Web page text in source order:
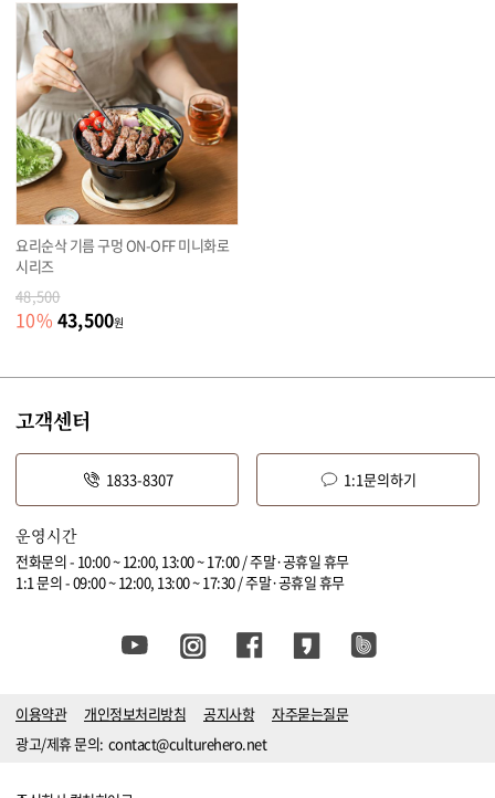
요리순삭 기름 구멍 ON-OFF 미니화로
시리즈
48,500
10% 43,500원
고객센터
1833-8307 1:1문의하기
운영시간
전화문의 - 10:00 ~ 12:00, 13:00 ~ 17:00 / 주말·공휴일 휴무
1:1 문의 - 09:00 ~ 12:00, 13:00 ~ 17:30 / 주말·공휴일 휴무
이용약관 개인정보처리방침 공지사항
자주묻는질문
광고/제휴 문의: contact@culturehero.net